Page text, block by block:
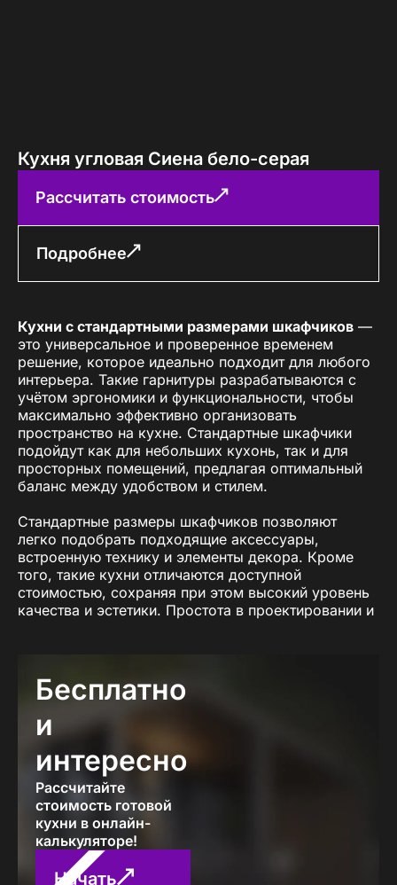
Кухня угловая Сиена бело-серая
Рассчитать стоимость
Подробнее
Кухни с стандартными размерами шкафчиков —
это универсальное и проверенное временем
решение, которое идеально подходит для любого
интерьера. Такие гарнитуры разрабатываются с
учётом эргономики и функциональности, чтобы
максимально эффективно организовать
пространство на кухне. Стандартные шкафчики
подойдут как для небольших кухонь, так и для
просторных помещений, предлагая оптимальный
баланс между удобством и стилем.
Стандартные размеры шкафчиков позволяют
легко подобрать подходящие аксессуары,
встроенную технику и элементы декора. Кроме
того, такие кухни отличаются доступной
стоимостью, сохраняя при этом высокий уровень
качества и эстетики. Простота в проектировании и
Компания «ПавМа» предлагает широкий
ассортимент кухонь со стандартными размерами
шкафчиков, выполненных из качественных
материалов. Мы разрабатываем индивидуальные
проекты, чтобы каждая кухня отражала ваш стиль
и отвечала всем требованиям комфорта и
практичности.
Преимущества кухонь с
стандартными размерами
Бесплатно
и
интересно
Рассчитайте
стоимость готовой
кухни в онлайн-
калькуляторе!
Начать